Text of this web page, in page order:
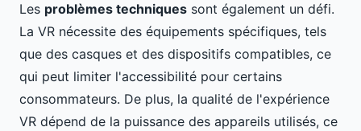
Les problèmes techniques sont également un défi.
La VR nécessite des équipements spécifiques, tels
que des casques et des dispositifs compatibles, ce
qui peut limiter l'accessibilité pour certains
consommateurs. De plus, la qualité de l'expérience
VR dépend de la puissance des appareils utilisés, ce